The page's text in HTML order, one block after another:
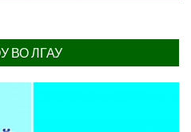
ВО ЛГАУ